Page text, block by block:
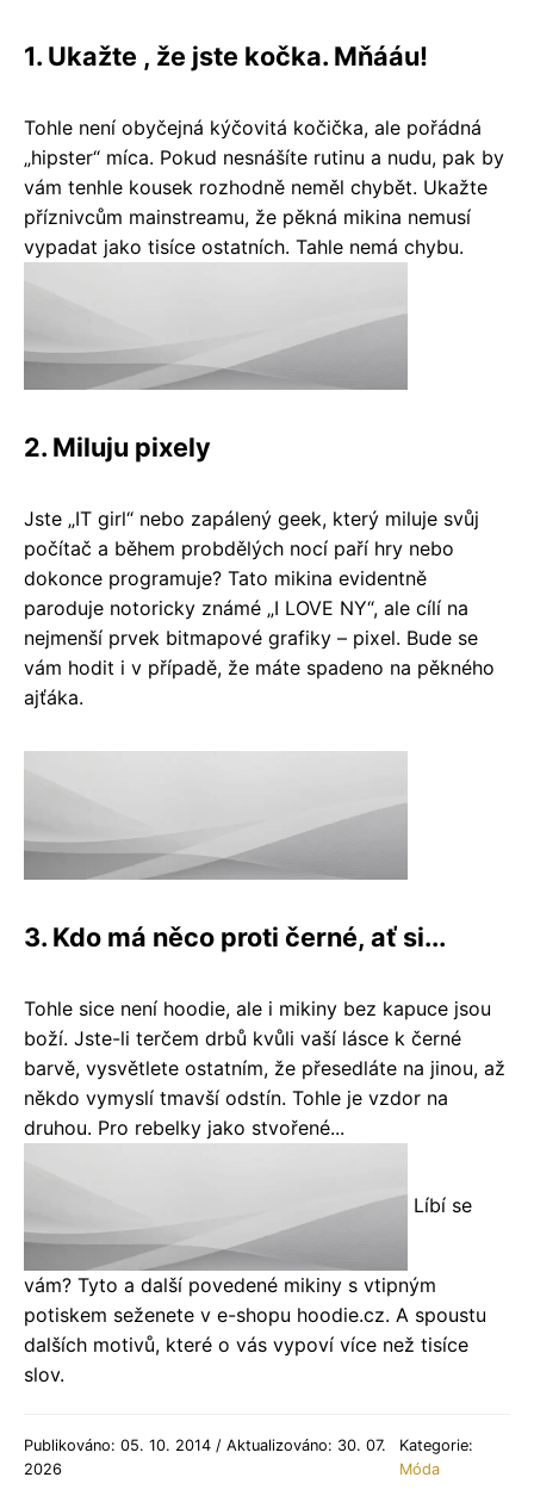
1. Ukažte , že jste kočka. Mňááu!
Tohle není obyčejná kýčovitá kočička, ale pořádná
„hipster“ míca. Pokud nesnášíte rutinu a nudu, pak by
vám tenhle kousek rozhodně neměl chybět. Ukažte
příznivcům mainstreamu, že pěkná mikina nemusí
vypadat jako tisíce ostatních. Tahle nemá chybu.
2. Miluju pixely
Jste „IT girl“ nebo zapálený geek, který miluje svůj
počítač a během probdělých nocí paří hry nebo
dokonce programuje? Tato mikina evidentně
paroduje notoricky známé „I LOVE NY“, ale cílí na
nejmenší prvek bitmapové grafiky – pixel. Bude se
vám hodit i v případě, že máte spadeno na pěkného
ajťáka.
3. Kdo má něco proti černé, ať si...
Tohle sice není hoodie, ale i mikiny bez kapuce jsou
boží. Jste-li terčem drbů kvůli vaší lásce k černé
barvě, vysvětlete ostatním, že přesedláte na jinou, až
někdo vymyslí tmavší odstín. Tohle je vzdor na
druhou. Pro rebelky jako stvořené...
Líbí se
vám? Tyto a další povedené mikiny s vtipným
potiskem seženete v e-shopu hoodie.cz. A spoustu
dalších motivů, které o vás vypoví více než tisíce
slov.
Publikováno: 05. 10. 2014 / Aktualizováno: 30. 07.
2026
Kategorie:
Móda